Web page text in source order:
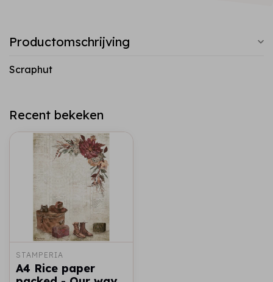
Productomschrijving
Scraphut
Recent bekeken
STAMPERIA
A4 Rice paper